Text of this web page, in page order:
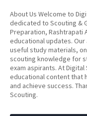
About Us Welcome to
dedicated to Scouting &
Preparation, Rashtrapati
educational updates.
useful study materials,
scouting knowledge for
exam aspirants. At
educational content that
and achieve success.
Scouting.